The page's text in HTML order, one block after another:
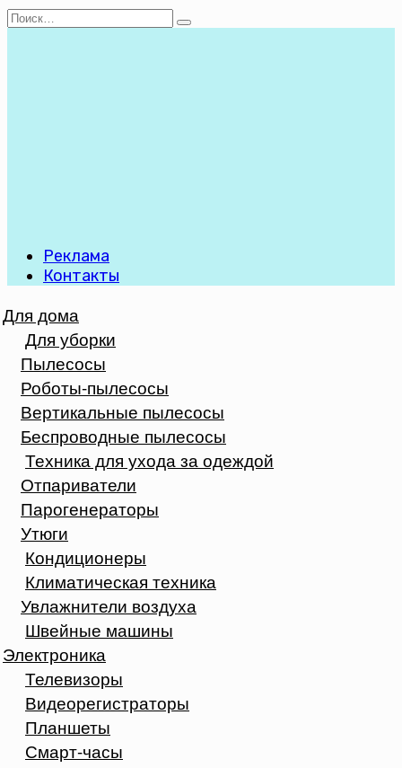
Перейти
Search
Реклама
Контакты
Для дома
Для уборки
Пылесосы
Роботы-пылесосы
Вертикальные пылесосы
Беспроводные пылесосы
Техника для ухода за одеждой
Отпариватели
Парогенераторы
Утюги
Кондиционеры
Климатическая техника
Увлажнители воздуха
Швейные машины
Электроника
Телевизоры
Видеорегистраторы
Планшеты
Смарт-часы